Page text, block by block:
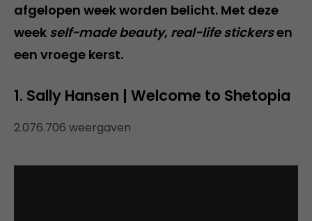
afgelopen week worden belicht. Met deze
week self-made beauty, real-life stickersen
een vroege kerst.
1. Sally Hansen | Welcome to Shetopia
2.076.706 weergaven